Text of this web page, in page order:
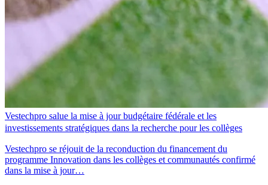
Vestechpro salue la mise à jour budgétaire fédérale et les
investissements stratégiques dans la recherche pour les collèges
Vestechpro se réjouit de la reconduction du financement du
programme Innovation dans les collèges et communautés confirmé
dans la mise à jour…